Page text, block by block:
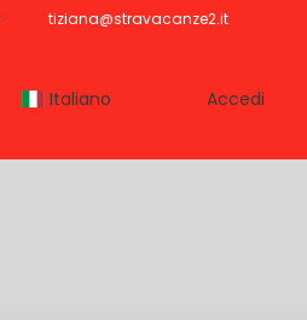
tiziana@stravacanze2.it
Italiano Accedi